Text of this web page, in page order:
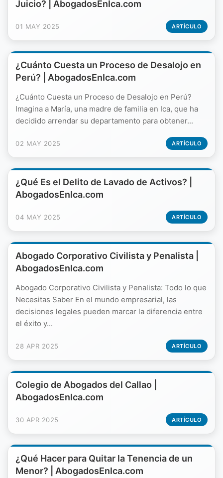
Juicio? | AbogadosEnIca.com
01 MAY 2025 ARTÍCULO
¿Cuánto Cuesta un Proceso de Desalojo en
Perú? | AbogadosEnIca.com
¿Cuánto Cuesta un Proceso de Desalojo en Perú?
Imagina a María, una madre de familia en Ica, que ha
decidido arrendar su departamento para obtener...
02 MAY 2025 ARTÍCULO
¿Qué Es el Delito de Lavado de Activos? |
AbogadosEnIca.com
04 MAY 2025 ARTÍCULO
Abogado Corporativo Civilista y Penalista |
AbogadosEnIca.com
Abogado Corporativo Civilista y Penalista: Todo lo que
Necesitas Saber En el mundo empresarial, las
decisiones legales pueden marcar la diferencia entre
el éxito y...
28 APR 2025 ARTÍCULO
Colegio de Abogados del Callao |
AbogadosEnIca.com
30 APR 2025 ARTÍCULO
¿Qué Hacer para Quitar la Tenencia de un
Menor? | AbogadosEnIca.com